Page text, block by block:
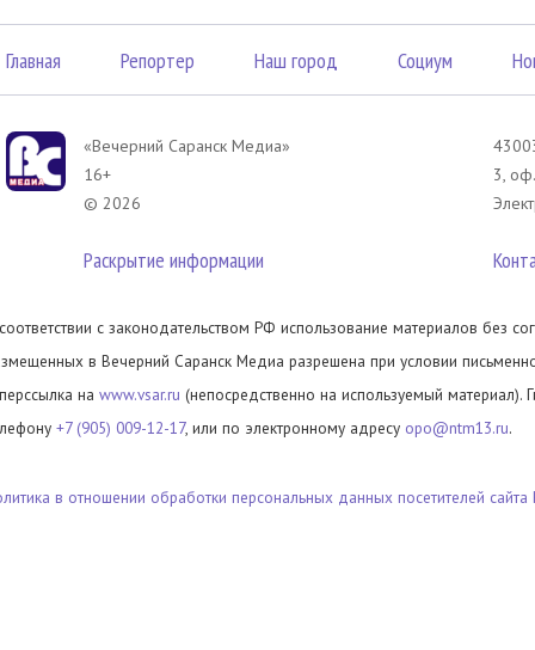
Главная Репортер Наш город Социум
«Вечерний Саранск Mедиа»
16+
© 2026
Раскрытие информации
3,
с законодательством РФ использование материалов без
в Вечерний Саранск Медиа разрешена при условии
на www.vsar.ru (непосредственно на используемый материал).
+7 (905) 009-12-17, или по электронному адресу opo@ntm13.ru.
в отношении обработки персональных данных посетителей